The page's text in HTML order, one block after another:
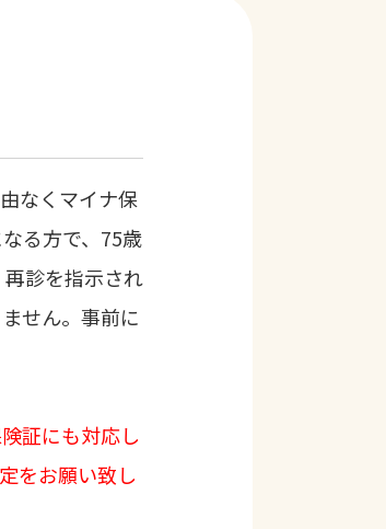
なくマイナ保
なる方で、75歳
診を指示され
せん。事前に
証にも対応し
をお願い致し